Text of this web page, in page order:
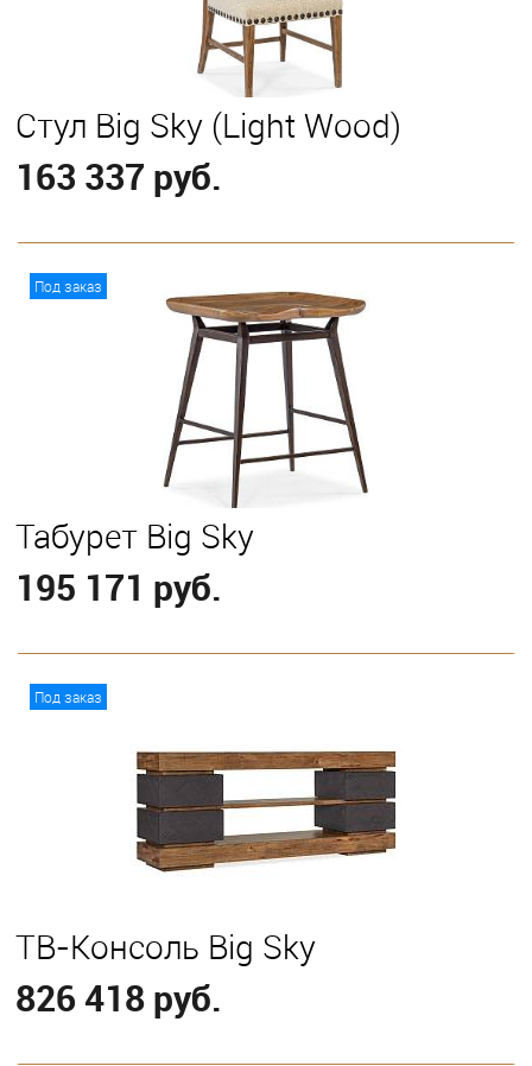
Стул Big Sky (Light Wood)
163 337 руб.
В корзину
Под заказ
Табурет Big Sky
195 171 руб.
Под заказ
ТВ-Консоль Big Sky
826 418 руб.